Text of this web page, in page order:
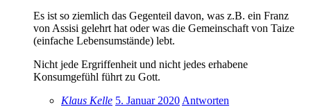
Es ist so ziemlich das Gegenteil davon, was z.B. ein Franz
von Assisi gelehrt hat oder was die Gemeinschaft von Taize
(einfache Lebensumstände) lebt.
Nicht jede Ergriffenheit und nicht jedes erhabene
Konsumgefühl führt zu Gott.
Klaus Kelle 5. Januar 2020 Antworten